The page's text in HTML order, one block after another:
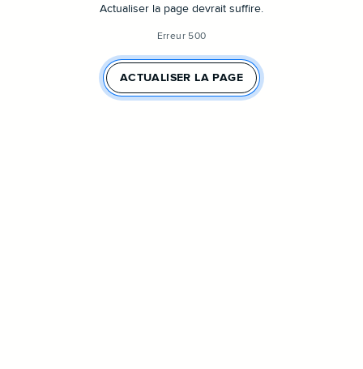
Actualiser la page devrait suffire.
Erreur 500
ACTUALISER LA PAGE